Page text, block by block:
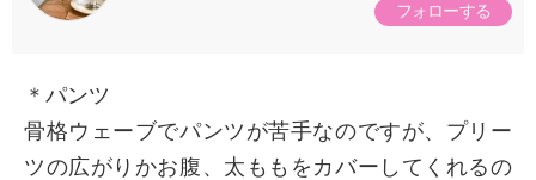
フォローする
＊パンツ
骨格ウェーブでパンツが苦手なのですが、プリー
ツの広がりかお腹、太ももをカバーしてくれるの